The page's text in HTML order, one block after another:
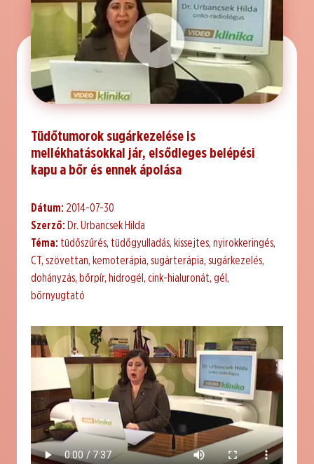
Tüdőtumorok sugárkezelése is
mellékhatásokkal jár, elsődleges belépési
kapu a bőr és ennek ápolása
Dátum: 2014-07-30
Szerző: Dr. Urbancsek Hilda
Téma: tüdőszűrés, tüdőgyulladás, kissejtes, nyirokkeringés,
CT, szövettan, kemoterápia, sugárterápia, sugárkezelés,
dohányzás, bőrpír, hidrogél, cink-hialuronát, gél,
bőrnyugtató